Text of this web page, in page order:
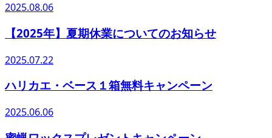
2025.08.06
【2025年】夏期休業についてのお知らせ
2025.07.22
ハリカエ・ベース１箱無料キャンペーン
2025.06.06